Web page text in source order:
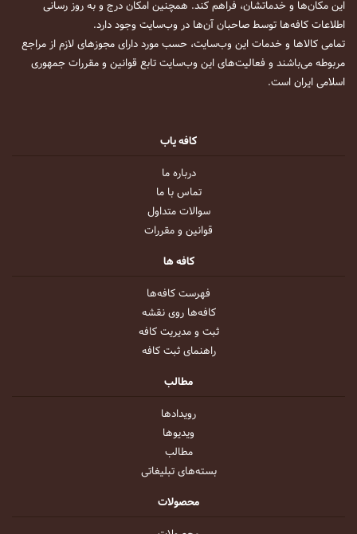
این مکان‌ها و خدماتشان، فراهم کند. همچنین امکان درج و به روز رسانی
اطلاعات کافه‌ها توسط صاحبان آن‌ها در وب‌سایت وجود دارد.
تمامی کالاها و خدمات این وب‌سایت، حسب مورد دارای مجوزهای لازم از مراجع
مربوطه می‌باشند و فعالیت‌های این وب‌سایت تابع قوانین و مقررات جمهوری
اسلامی ایران است.
کافه یاب
درباره ما
تماس با ما
سوالات متداول
قوانین و مقررات
کافه ها
فهرست کافه‌ها
کافه‌ها روی نقشه
ثبت و مدیریت کافه
راهنمای ثبت کافه
مطالب
رویداد‌ها
ویدیو‌ها
مطالب
بسته‌های تبلیغاتی
محصولات